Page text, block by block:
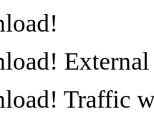
External
Traffic